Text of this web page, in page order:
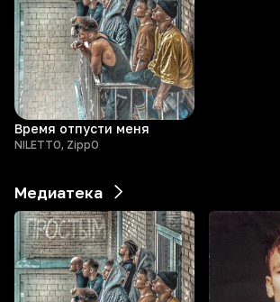
Время отпусти меня
NILETTO, ZippO
Медиатека